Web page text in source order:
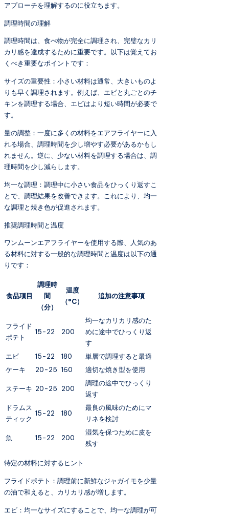
アプローチを理解するのに役立ちます。
調理時間の理解
調理時間は、食べ物が完全に調理され、完璧なカリ
カリ感を達成するために重要です。以下は覚えてお
くべき重要なポイントです：
サイズの重要性：小さい材料は通常、大きいものよ
りも早く調理されます。例えば、エビと丸ごとのチ
キンを調理する場合、エビはより短い時間が必要で
す。
量の調整：一度に多くの材料をエアフライヤーに入
れる場合、調理時間を少し増やす必要があるかもし
れません。逆に、少ない材料を調理する場合は、調
理時間を少し減らします。
均一な調理：調理中に小さい食品をひっくり返すこ
とで、調理結果を改善できます。これにより、均一
な調理と焼き色が促進されます。
推奨調理時間と温度
ワンムーンエアフライヤーを使用する際、人気のあ
る材料に対する一般的な調理時間と温度は以下の通
りです：
食品項目
調理時
間
（分）
温度
（°C）
追加の注意事項
フライド
ポテト
15-22 200
均一なカリカリ感のた
めに途中でひっくり返
す
エビ
15-22 180
単層で調理すると最適
ケーキ
20-25 160 適切な焼き型を使用
ステーキ 20-25 200
調理の途中でひっくり
返す
ドラムス
ティック
15-22 180
最良の風味のためにマ
リネを検討
魚 15-22 200
湿気を保つために皮を
残す
特定の材料に対するヒント
フライドポテト：調理前に新鮮なジャガイモを少量
の油で和えると、カリカリ感が増します。
エビ：均一なサイズにすることで、均一な調理が可